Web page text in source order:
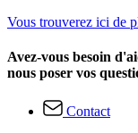
Vous trouverez ici de
Avez-vous besoin
nous poser vos
Contact